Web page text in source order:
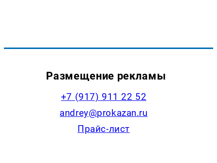
Размещение рекламы
+7 (917) 911 22 52
andrey@prokazan.ru
Прайс-лист